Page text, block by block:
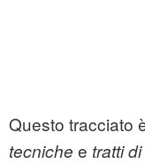
Questo tracciato
tecniche e tratti